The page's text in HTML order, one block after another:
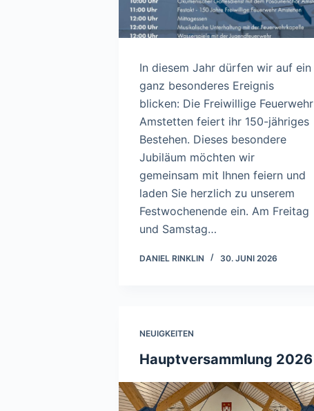
In diesem Jahr dürfen wir auf ein
ganz besonderes Ereignis
blicken: Die Freiwillige Feuerwehr
Amstetten feiert ihr 150-jähriges
Bestehen. Dieses besondere
Jubiläum möchten wir
gemeinsam mit Ihnen feiern und
laden Sie herzlich zu unserem
Festwochenende ein. Am Freitag
und Samstag…
DANIEL RINKLIN 30. JUNI 2026
NEUIGKEITEN
Hauptversammlung 2026